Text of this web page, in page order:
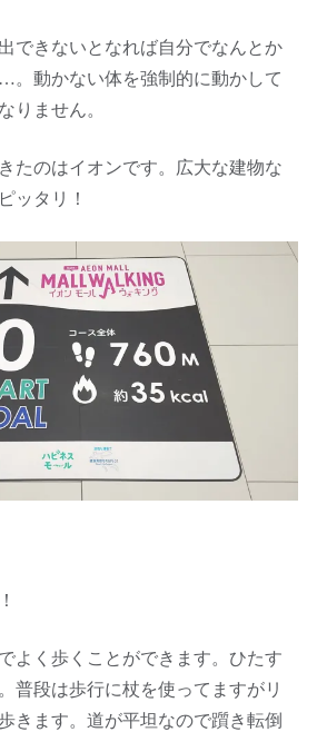
できないとなれば自分でなんとか
。動かない体を強制的に動かして
りません。
たのはイオンです。広大な建物な
ッタリ！
よく歩くことができます。ひたす
普段は歩行に杖を使ってますがリ
きます。道が平坦なので躓き転倒